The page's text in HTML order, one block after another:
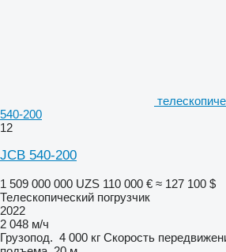
540-200
12
JCB 540-200
1 509 000 000 UZS 110 000 € ≈ 127 100 $
Телескопический погрузчик
2022
2 048 м/ч
Грузопод. 4 000 кг Скорость